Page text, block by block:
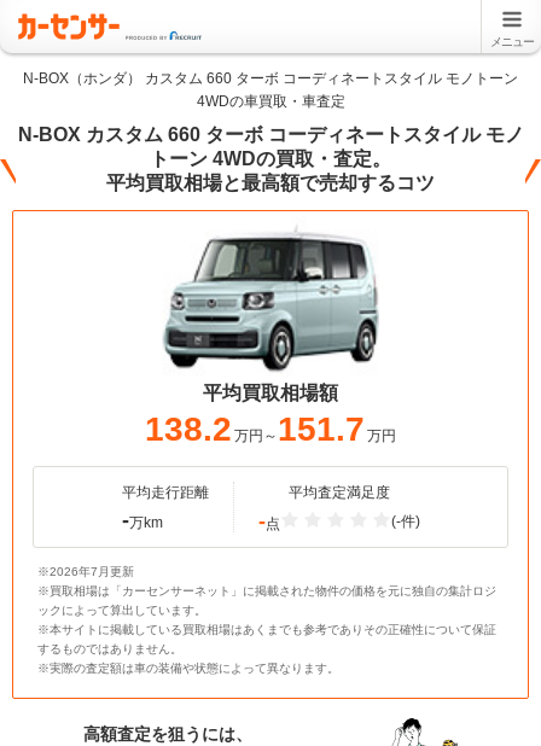
メニュー
N-BOX（ホンダ） カスタム 660 ターボ コーディネートスタイル モノトーン
4WDの車買取・車査定
N-BOX カスタム 660 ターボ コーディネートスタイル モノ
トーン 4WDの買取・査定。
平均買取相場と最高額で売却するコツ
平均買取相場額
138.2 万円～ 151.7 万円
平均走行距離
-万km
平均査定満足度
-点 (-件)
※2026年7月更新
※買取相場は「カーセンサーネット」に掲載された物件の価格を元に独自の集計ロジ
ックによって算出しています。
※本サイトに掲載している買取相場はあくまでも参考でありその正確性について保証
するものではありません。
※実際の査定額は車の装備や状態によって異なります。
高額査定を狙うには、